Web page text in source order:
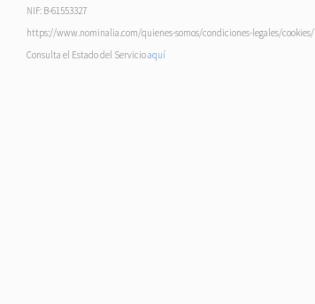
NIF: B-61553327
https://www.nominalia.com/quienes-somos/condiciones-legales/cookies/
Consulta el Estado del Servicioaquí